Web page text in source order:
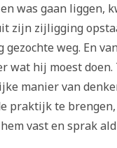
was gaan liggen,
zijn zijligging
gezochte weg. En
wat hij moest
manier van
praktijk te
vast en sprak